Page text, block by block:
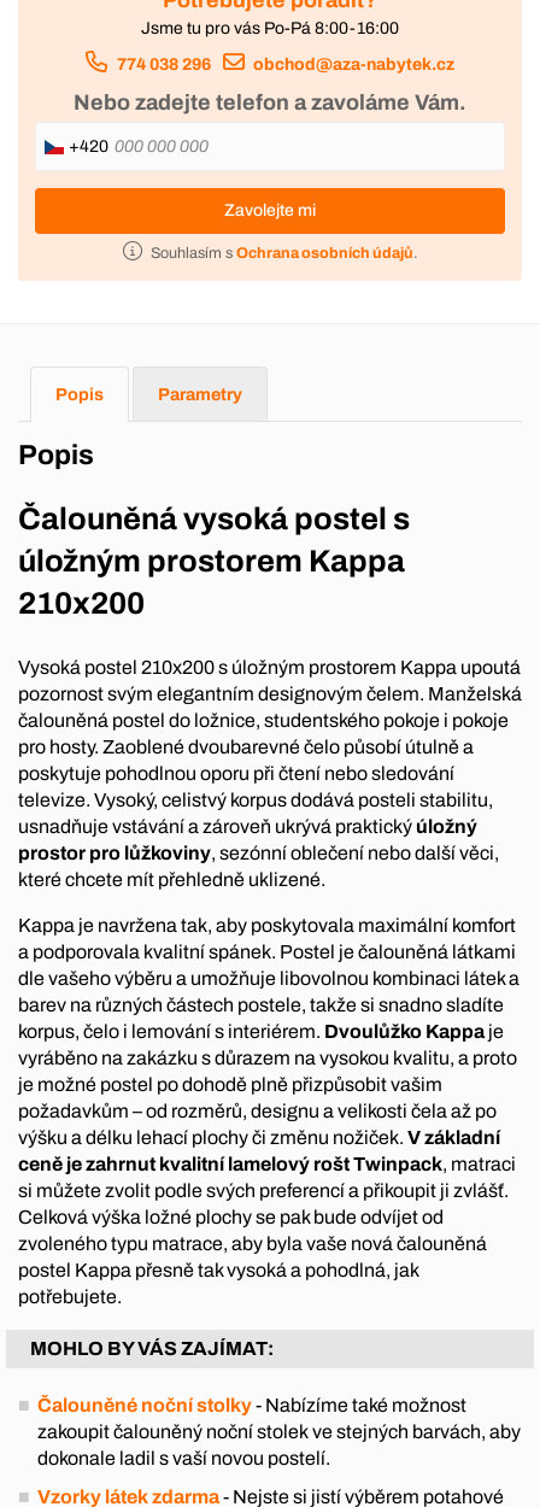
Jsme tu pro vás Po-Pá 8:00-16:00
774 038 296 obchod@aza-nabytek.cz
Nebo zadejte telefon a zavoláme Vám.
+420
Zavolejte mi
Souhlasím s Ochrana osobních údajů.
Popis Parametry
Popis
Čalouněná vysoká postel s
úložným prostorem Kappa
210x200
Vysoká postel 210x200 s úložným prostorem Kappa upoutá
pozornost svým elegantním designovým čelem. Manželská
čalouněná postel do ložnice, studentského pokoje i pokoje
pro hosty. Zaoblené dvoubarevné čelo působí útulně a
poskytuje pohodlnou oporu při čtení nebo sledování
televize. Vysoký, celistvý korpus dodává posteli stabilitu,
usnadňuje vstávání a zároveň ukrývá praktický úložný
prostor pro lůžkoviny, sezónní oblečení nebo další věci,
které chcete mít přehledně uklizené.
Kappa je navržena tak, aby poskytovala maximální komfort
a podporovala kvalitní spánek. Postel je čalouněná látkami
dle vašeho výběru a umožňuje libovolnou kombinaci látek a
barev na různých částech postele, takže si snadno sladíte
korpus, čelo i lemování s interiérem. Dvoulůžko Kappaje
vyráběno na zakázku s důrazem na vysokou kvalitu, a proto
je možné postel po dohodě plně přizpůsobit vašim
požadavkům – od rozměrů, designu a velikosti čela až po
výšku a délku lehací plochy či změnu nožiček. V základní
ceně je zahrnut kvalitní lamelový rošt Twinpack, matraci
si můžete zvolit podle svých preferencí a přikoupit ji zvlášť.
Celková výška ložné plochy se pak bude odvíjet od
zvoleného typu matrace, aby byla vaše nová čalouněná
postel Kappa přesně tak vysoká a pohodlná, jak
potřebujete.
MOHLO BY VÁS ZAJÍMAT:
Čalouněné noční stolky- Nabízíme také možnost
zakoupit čalouněný noční stolek ve stejných barvách, aby
dokonale ladil s vaší novou postelí.
Vzorky látek zdarma- Nejste si jistí výběrem potahové